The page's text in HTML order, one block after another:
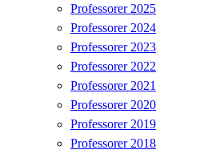
Professorer 2025
Professorer 2024
Professorer 2023
Professorer 2022
Professorer 2021
Professorer 2020
Professorer 2019
Professorer 2018